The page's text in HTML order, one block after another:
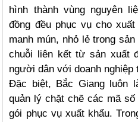
hình thành vùng nguyên
đồng đều phục vụ cho
manh mún, nhỏ lẻ trong
chuỗi liên kết từ sản xuất
người dân với doanh nghiệp
Đặc biệt, Bắc Giang luôn
quản lý chặt chẽ các mã
gói phục vụ xuất khẩu.